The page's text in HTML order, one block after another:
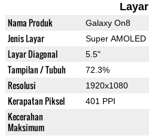
Layar
Nama Produk Galaxy On8
Jenis Layar Super AMOLED
Layar Diagonal 5.5"
Tampilan / Tubuh 72.3%
Resolusi 1920x1080
Kerapatan Piksel 401 PPI
Kecerahan
Maksimum